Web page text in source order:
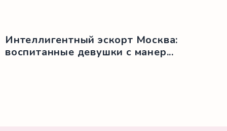
Интеллигентный эскорт Москва:
воспитанные девушки с манер...